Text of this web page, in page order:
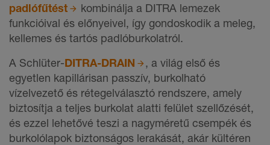
padlófűtést
kombinálja a DITRA lemezek
funkcióival és előnyeivel, így gondoskodik a meleg,
kellemes és tartós padlóburkolatról.
A Schlüter-DITRA-DRAIN
, a világ első és
egyetlen kapillárisan passzív, burkolható
vízelvezető és rétegelválasztó rendszere, amely
biztosítja a teljes burkolat alatti felület szellőzését,
és ezzel lehetővé teszi a nagyméretű csempék és
burkolólapok biztonságos lerakását, akár kültéren